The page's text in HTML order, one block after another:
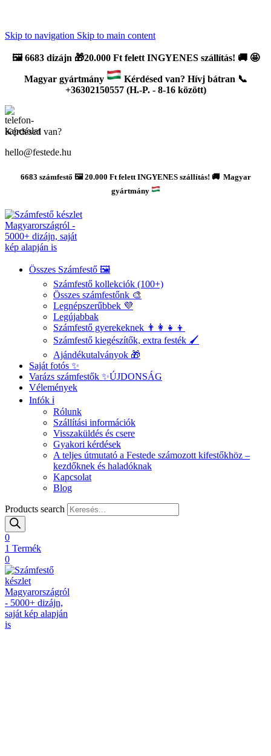
Skip to navigation Skip to main content
🖼️6683 dizájn 🎁20.000 Ft felett INGYENES szállítás! 🚚 🤩
Magyar gyártmány
Kérdésed van? Hívj bátran 📞
+36302150557 (H.-P. - 8-16 között)
Kérdésed van?
hello@festede.hu
6683 számfestő 🖼️ 20.000 Ft felett INGYENES szállítás! 🚚 Magyar
gyártmány
Összes Számfestő 🖼️
Számfestő kollekciók (100+)
Összes számfestőnk 🎨
Legnépszerűbbek 💜
Legújabbak
Számfestő gyerekeknek 👨‍👩‍👧‍👦
Számfestő kiegészítők, extra festék 🖌️
Ajándékutalványok 🎁
Saját fotós ✨
Varázs számfestők ✨ÚJDONSÁG
Vélemények
Infók ℹ️
Rólunk
Szállítási információk
Visszaküldés és csere
Gyakori kérdések
A teljes útmutató a Festede számozott kifestőkhöz –
kezdőknek és haladóknak
Kapcsolat
Blog
Products search
0
1 Termék
0